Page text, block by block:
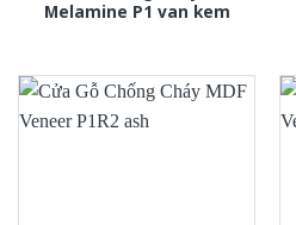
Melamine P1 van kem